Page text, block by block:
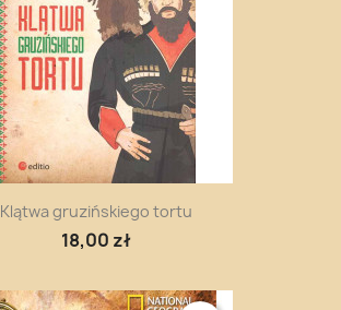
Klątwa gruzińskiego tortu
18,00 zł